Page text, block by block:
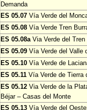
Demanda
ES 05.07 Vía Verde del
ES 05.08 Vía Verde Tren
ES 05.08aVia Verde del Tren
ES 05.09 Vía Verde del Valle
ES 05.10 Vía Verde de
ES 05.11 Vía Verde de Tierra
ES 05.12 Via Verde de la
Béjar – Casas del Monte
ES 05.13 Vía Verde del